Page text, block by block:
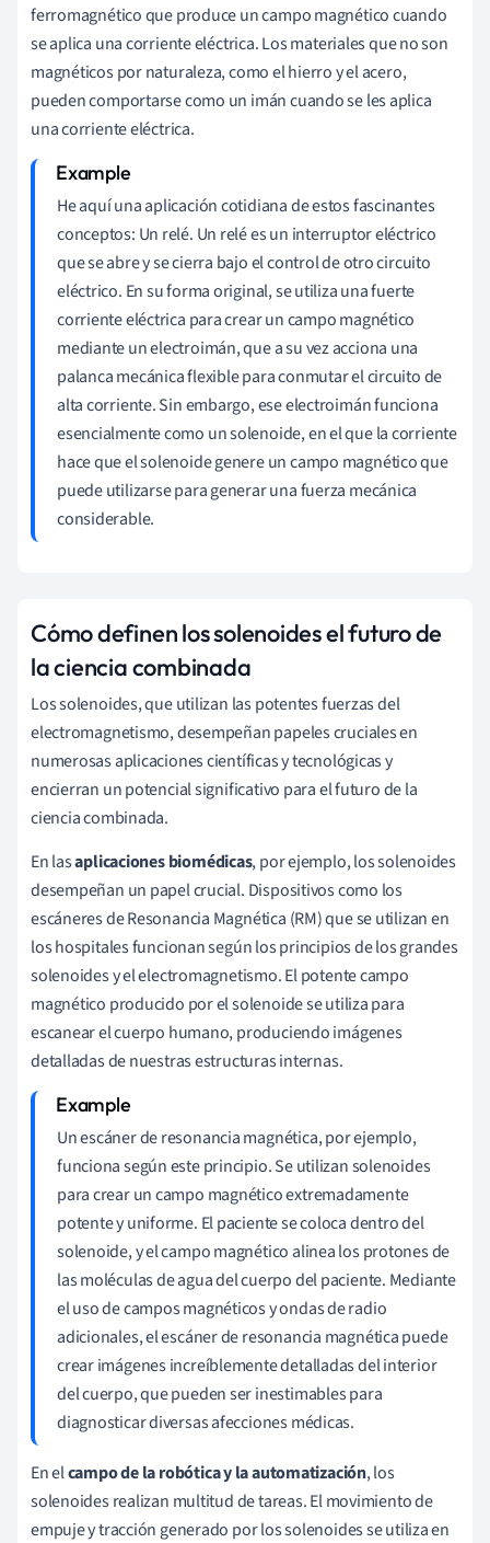
ferromagnético que produce un campo magnético cuando
se aplica una corriente eléctrica. Los materiales que no son
magnéticos por naturaleza, como el hierro y el acero,
pueden comportarse como un imán cuando se les aplica
una corriente eléctrica.
He aquí una aplicación cotidiana de estos fascinantes
conceptos: Un relé. Un relé es un interruptor eléctrico
que se abre y se cierra bajo el control de otro circuito
eléctrico. En su forma original, se utiliza una fuerte
corriente eléctrica para crear un campo magnético
mediante un electroimán, que a su vez acciona una
palanca mecánica flexible para conmutar el circuito de
alta corriente. Sin embargo, ese electroimán funciona
esencialmente como un solenoide, en el que la corriente
hace que el solenoide genere un campo magnético que
puede utilizarse para generar una fuerza mecánica
considerable.
Cómo definen los solenoides el futuro de
la ciencia combinada
Los solenoides, que utilizan las potentes fuerzas del
electromagnetismo, desempeñan papeles cruciales en
numerosas aplicaciones científicas y tecnológicas y
encierran un potencial significativo para el futuro de la
ciencia combinada.
En lasaplicaciones biomédicas, por ejemplo, los solenoides
desempeñan un papel crucial. Dispositivos como los
escáneres de Resonancia Magnética (RM) que se utilizan en
los hospitales funcionan según los principios de los grandes
solenoides y el electromagnetismo. El potente campo
magnético producido por el solenoide se utiliza para
escanear el cuerpo humano, produciendo imágenes
detalladas de nuestras estructuras internas.
Un escáner de resonancia magnética, por ejemplo,
funciona según este principio. Se utilizan solenoides
para crear un campo magnético extremadamente
potente y uniforme. El paciente se coloca dentro del
solenoide, y el campo magnético alinea los protones de
las moléculas de agua del cuerpo del paciente. Mediante
el uso de campos magnéticos y ondas de radio
adicionales, el escáner de resonancia magnética puede
crear imágenes increíblemente detalladas del interior
del cuerpo, que pueden ser inestimables para
diagnosticar diversas afecciones médicas.
En elcampo de la robótica y la automatización, los
solenoides realizan multitud de tareas. El movimiento de
empuje y tracción generado por los solenoides se utiliza en